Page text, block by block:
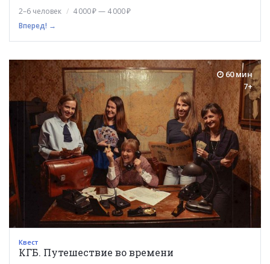
2–6 человек
4 000 ₽ — 4 000 ₽
Вперед! →
60 мин
7+
Квест
КГБ. Путешествие во времени